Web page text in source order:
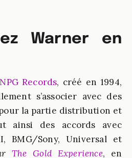
Warner en
NPG Records, créé en 1994,
s’associer avec des
la partie distribution et
ainsi des accords avec
BMG/Sony, Universal et
The Gold Experience, en